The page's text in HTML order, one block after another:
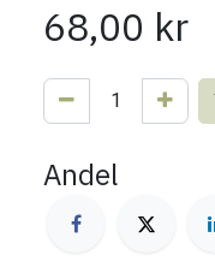
68,00 kr
Andel